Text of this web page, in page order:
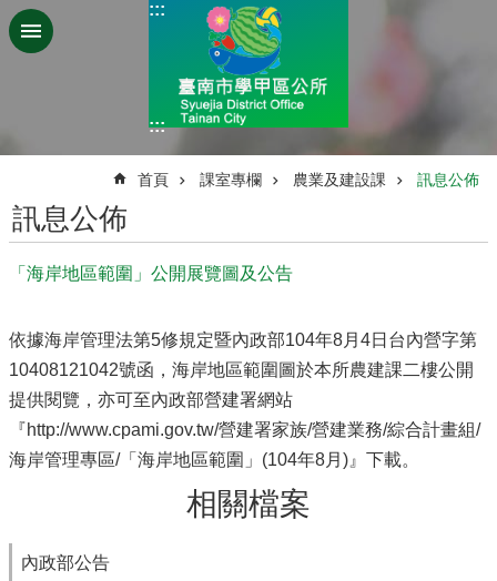
跳到主要內容區塊
:::
:::
首頁 課室專欄 農業及建設課 訊息公佈
訊息公佈
「海岸地區範圍」公開展覽圖及公告
依據海岸管理法第5修規定暨內政部104年8月4日台內營字第
10408121042號函，海岸地區範圍圖於本所農建課二樓公開
提供閱覽，亦可至內政部營建署網站
『http://www.cpami.gov.tw/營建署家族/營建業務/綜合計畫組/
海岸管理專區/「海岸地區範圍」(104年8月)』下載。
相關檔案
內政部公告